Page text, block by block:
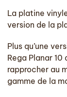
La platine
version de la
Plus qu’une
Rega Planar
rapprocher au
gamme de la